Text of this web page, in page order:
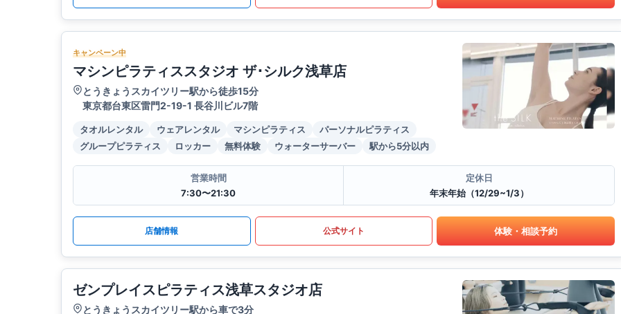
キャンペーン中
マシンピラティススタジオ ザ･シルク浅草店
とうきょうスカイツリー駅から徒歩15分
東京都台東区雷門2-19-1 長谷川ビル7階
タオルレンタル ウェアレンタル マシンピラティス
パーソナルピラティス
グループピラティス
ロッカー 無料体験 ウォーターサーバー 駅から5分以内
営業時間
7:30〜21:30
定休日
年末年始（12/29~1/3）
店舗情報 公式サイト 体験・相談予約
ゼンプレイスピラティス浅草スタジオ店
とうきょうスカイツリー駅から車で3分